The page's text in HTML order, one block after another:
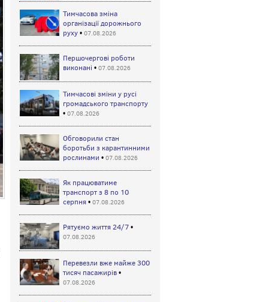
Тимчасова зміна
організації дорожнього
руху• 07.08.2026
Першочергові роботи
виконані • 07.08.2026
Тимчасові зміни у русі
громадського транспорту
• 07.08.2026
Обговорили стан
боротьби з карантинними
рослинами • 07.08.2026
Як працюватиме
транспорт з 8 по 10
серпня• 07.08.2026
Рятуємо життя 24/7•
07.08.2026
Перевезли вже майже 300
тисяч пасажирів•
07.08.2026